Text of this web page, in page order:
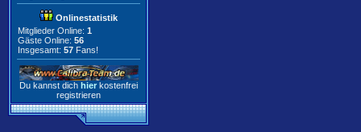
Onlinestatistik
Mitglieder Online: 1
Gäste Online: 56
Insgesamt: 57 Fans!
Du kannst dich hier kostenfrei
registrieren